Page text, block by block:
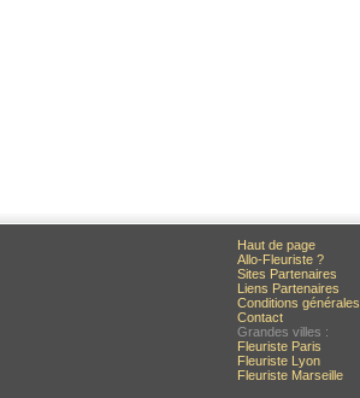
Haut de page
Allo-Fleuriste ?
Sites Partenaires
Liens Partenaires
Conditions générales
Contact
Grandes villes :
Fleuriste Paris
Fleuriste Lyon
Fleuriste Marseille